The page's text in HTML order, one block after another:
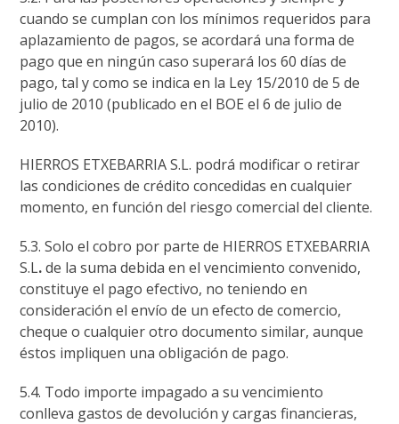
cuando se cumplan con los mínimos requeridos para
aplazamiento de pagos, se acordará una forma de
pago que en ningún caso superará los 60 días de
pago, tal y como se indica en la Ley 15/2010 de 5 de
julio de 2010 (publicado en el BOE el 6 de julio de
2010).
HIERROS ETXEBARRIA S.L. podrá modificar o retirar
las condiciones de crédito concedidas en cualquier
momento, en función del riesgo comercial del cliente.
5.3. Solo el cobro por parte de HIERROS ETXEBARRIA
S.L.de la suma debida en el vencimiento convenido,
constituye el pago efectivo, no teniendo en
consideración el envío de un efecto de comercio,
cheque o cualquier otro documento similar, aunque
éstos impliquen una obligación de pago.
5.4. Todo importe impagado a su vencimiento
conlleva gastos de devolución y cargas financieras,